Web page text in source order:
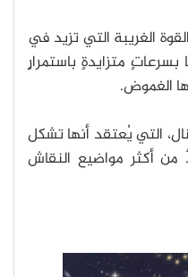
الغريبة التي تزيد في
متزايدةٍ باستمرارٍ
الغموض.
التي يُعتقد أنها تشكل
من أكثر مواضيع النقاش